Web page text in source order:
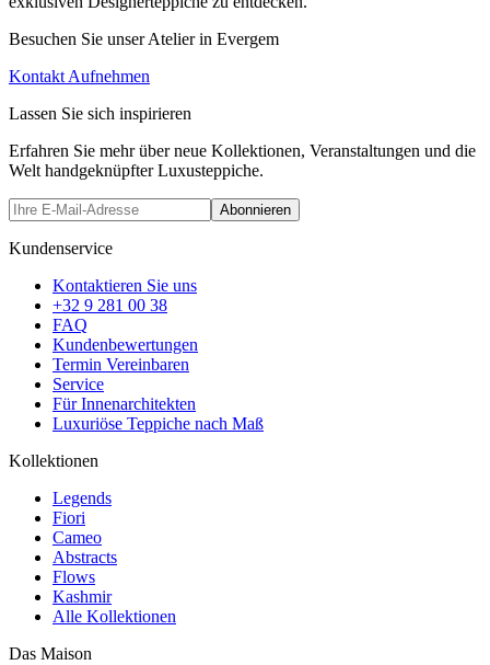
Besuchen Sie unser Atelier in Evergem
Kontakt Aufnehmen
Lassen Sie sich inspirieren
Erfahren Sie mehr über neue Kollektionen, Veranstaltungen und die
Welt handgeknüpfter Luxusteppiche.
Abonnieren
Kundenservice
Kontaktieren Sie uns
+32 9 281 00 38
FAQ
Kundenbewertungen
Termin Vereinbaren
Service
Für Innenarchitekten
Luxuriöse Teppiche nach Maß
Kollektionen
Legends
Fiori
Cameo
Abstracts
Flows
Kashmir
Alle Kollektionen
Das Maison